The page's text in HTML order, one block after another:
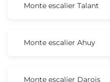
Monte escalier Talant
Monte escalier Ahuy
Monte escalier Darois